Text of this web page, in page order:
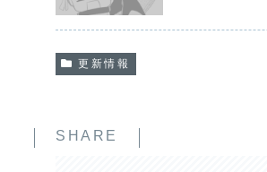
更新情報
SHARE